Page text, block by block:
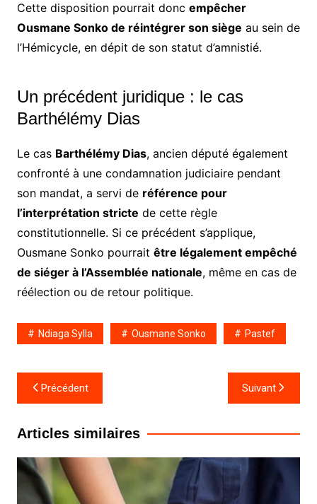
Cette disposition pourrait donc empêcher
Ousmane Sonko de réintégrer son siège au sein de
l’Hémicycle, en dépit de son statut d’amnistié.
Un précédent juridique : le cas
Barthélémy Dias
Le cas Barthélémy Dias, ancien député également
confronté à une condamnation judiciaire pendant
son mandat, a servi de référence pour
l’interprétation stricte de cette règle
constitutionnelle. Si ce précédent s’applique,
Ousmane Sonko pourrait être légalement empêché
de siéger à l’Assemblée nationale, même en cas de
réélection ou de retour politique.
Ndiaga Sylla Ousmane Sonko Pastef
Navigation
de
l’article
Précédent Suivant
Articles similaires